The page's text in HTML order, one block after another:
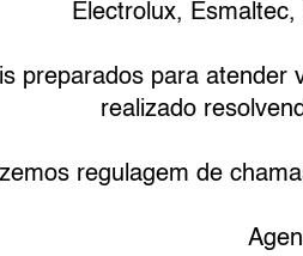
Electrolux,
preparados para
realizado
regulagem de